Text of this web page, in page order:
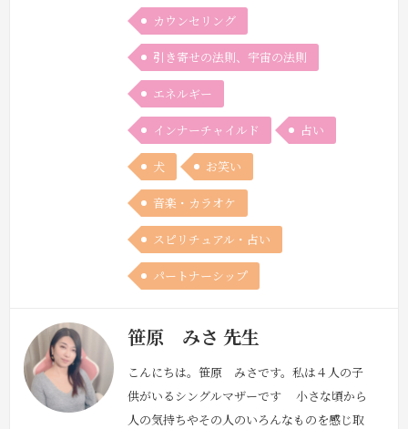
ルの力をオンオフ使いこなして生活してま
す。元自己肯定感、劇的に低い人間でした。
親から否定ばかりされて育ったからだと思い
ます。アカシックレコードの力が小さい頃か
らあったことに最近気付かされ、それを生か
して人を癒したいと決意して会社員からス
ピ… 続きを見る »
カウンセリング
引き寄せの法則、宇宙の法則
エネルギー
インナーチャイルド 占い
犬 お笑い
音楽・カラオケ
スピリチュアル・占い
パートナーシップ
笹原 みさ 先生
こんにちは。笹原 みさです。私は４人の子
供がいるシングルマザーです 小さな頃から
人の気持ちやその人のいろんなものを感じ取